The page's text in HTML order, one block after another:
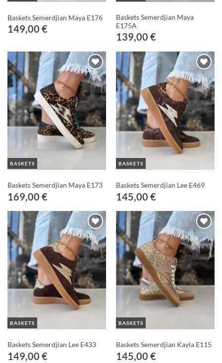
Baskets Semerdjian Maya E176
149,00 €
Baskets Semerdjian Maya
E175A
139,00 €
Ajouter
à ma
Wishlist
BASKETS
Baskets Semerdjian Maya E173
169,00 €
Ajouter
à ma
Wishlist
BASKETS
Baskets Semerdjian Lee E469
145,00 €
Ajouter
à ma
Wishlist
BASKETS
Baskets Semerdjian Lee E433
149,00 €
Ajouter
à ma
Wishlist
BASKETS
Baskets Semerdjian Kayla E115
145,00 €